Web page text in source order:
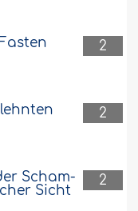
2
2
2
Scham-
Sicht